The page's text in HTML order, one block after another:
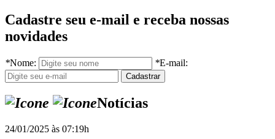
Cadastre seu e-mail e receba nossas
novidades
*Nome: *E-mail:
Notícias
24/01/2025 às 07:19h